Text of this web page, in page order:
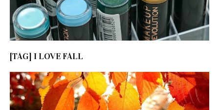
[TAG] I LOVE FALL